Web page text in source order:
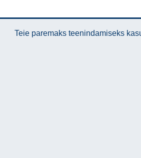
Teie paremaks teenindamiseks